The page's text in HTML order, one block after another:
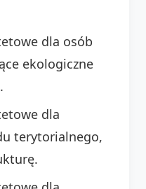
dla osób
ekologiczne
dla
terytorialnego,